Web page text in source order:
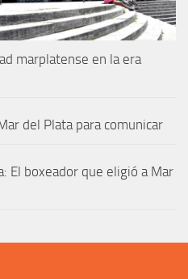
marplatense en la era
del Plata para comunicar
El boxeador que eligió a Mar